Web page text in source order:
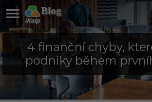
Blog

4 finanční chyby,
podniky během